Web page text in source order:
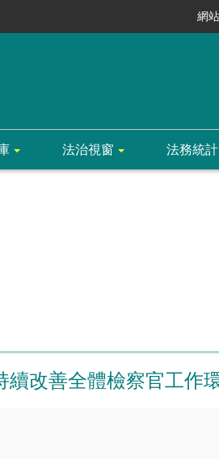
網
法治視窗 法務統計
續改善全體檢察官工作